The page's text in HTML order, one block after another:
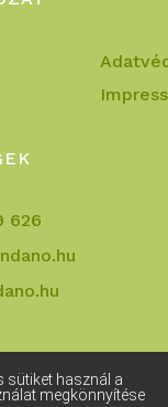
626
sütiket használ a
megkönnyítése